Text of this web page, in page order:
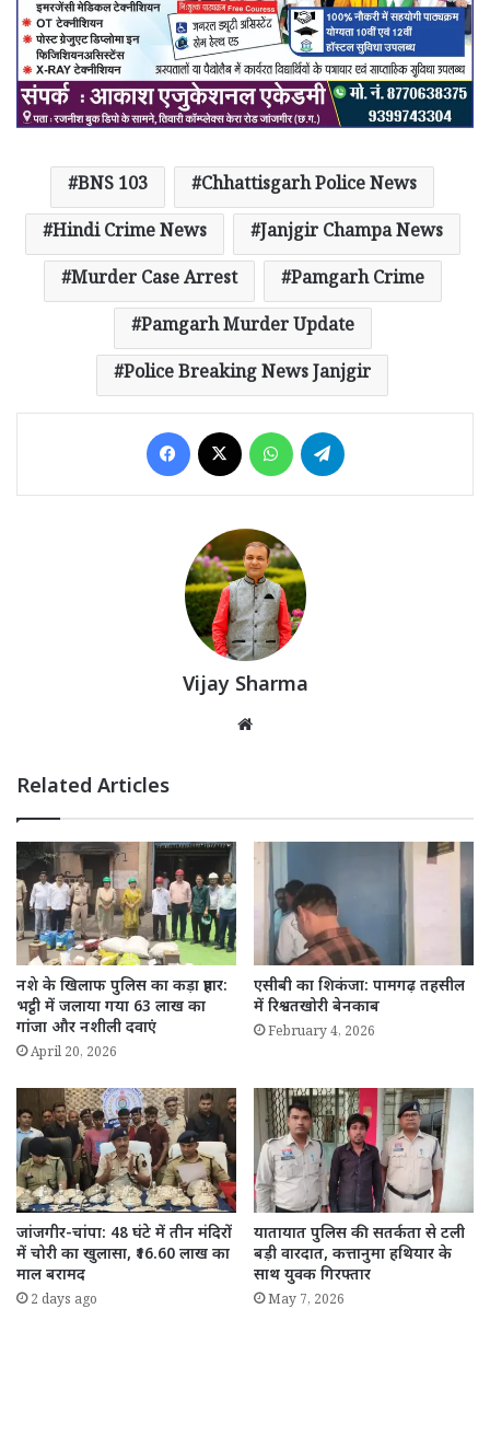
BNS 103
Chhattisgarh Police News
Hindi Crime News
Janjgir Champa News
Murder Case Arrest
Pamgarh Crime
Pamgarh Murder Update
Police Breaking News Janjgir
Facebook WhatsApp
Vijay Sharma
Related Articles
नशे के खिलाफ पुलिस का कड़ा प्रहार:
भट्ठी में जलाया गया 63 लाख का
गांजा और नशीली दवाएं
April 20, 2026
एसीबी का शिकंजा: पामगढ़ तहसील
में रिश्वतखोरी बेनकाब
February 4, 2026
जांजगीर-चांपा: 48 घंटे में तीन मंदिरों
में चोरी का खुलासा, ₹16.60 लाख का
माल बरामद
2 days ago
यातायात पुलिस की सतर्कता से टली
बड़ी वारदात, कत्तानुमा हथियार के
साथ युवक गिरफ्तार
May 7, 2026